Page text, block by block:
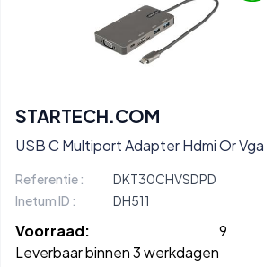
STARTECH.COM
USB C Multiport Adapter Hdmi Or Vga
Referentie :
DKT30CHVSDPD
Inetum ID :
DH511
Voorraad:
9
Leverbaar binnen 3 werkdagen